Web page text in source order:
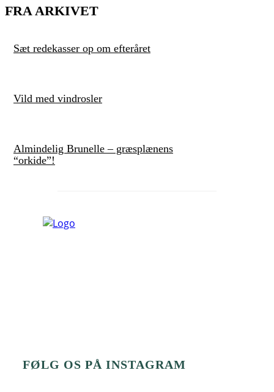
FRA ARKIVET
Sæt redekasser op om efteråret
Vild med vindrosler
Almindelig Brunelle – græsplænens
“orkide”!
FØLG OS PÅ INSTAGRAM